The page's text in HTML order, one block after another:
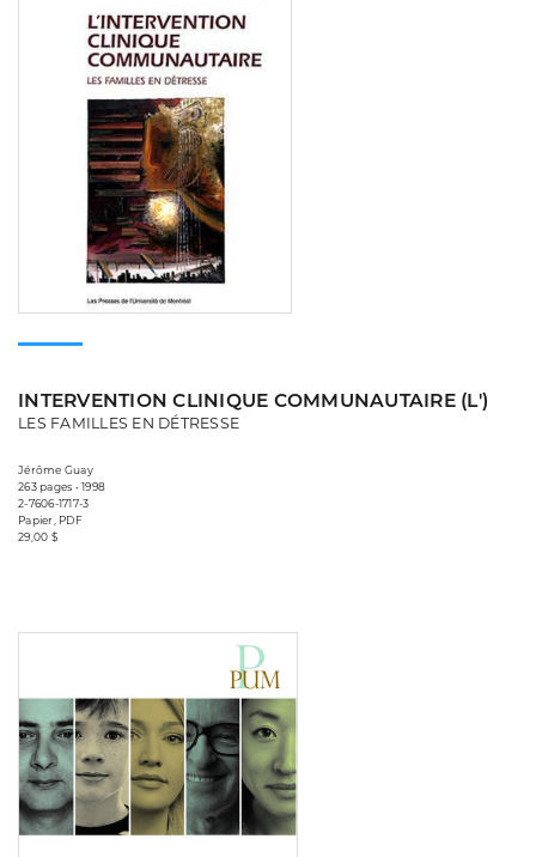
INTERVENTION CLINIQUE COMMUNAUTAIRE (L')
LES FAMILLES EN DÉTRESSE
Jérôme Guay
263 pages • 1998
2-7606-1717-3
Papier, PDF
29,00 $